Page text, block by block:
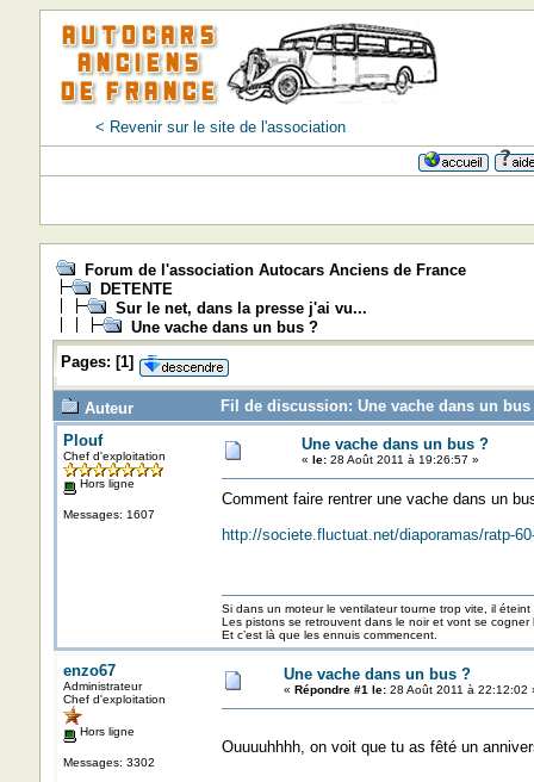
< Revenir sur le site de l'association
Forum de l'association Autocars Anciens de France
DETENTE
Sur le net, dans la presse j'ai vu...
Une vache dans un bus ?
Pages: [1]
Auteur
Fil de discussion: Une vache dans un
Plouf
Chef d'exploitation
Hors ligne
Messages: 1607
Une vache dans un bus ?
« le:28 Août 2011 à 19:26:57 »
Comment faire rentrer une vache dans un
http://societe.fluctuat.net/diaporamas/ratp-
Si dans un moteur le ventilateur tourne trop vite, il éteint
Les pistons se retrouvent dans le noir et vont se
Et c’est là que les ennuis commencent.
enzo67
Administrateur
Chef d'exploitation
Hors ligne
Messages: 3302
Une vache dans un bus ?
« Répondre #1 le:28 Août 2011 à 22:12:02
Ouuuuhhhh, on voit que tu as fêté un